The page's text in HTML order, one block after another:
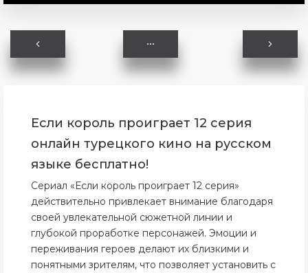
Если король проиграет 12 серия
онлайн турецкого кино на русском
языке бесплатно!
Сериал «Если король проиграет 12 серия»
действительно привлекает внимание благодаря
своей увлекательной сюжетной линии и
глубокой проработке персонажей. Эмоции и
переживания героев делают их близкими и
понятными зрителям, что позволяет установить с